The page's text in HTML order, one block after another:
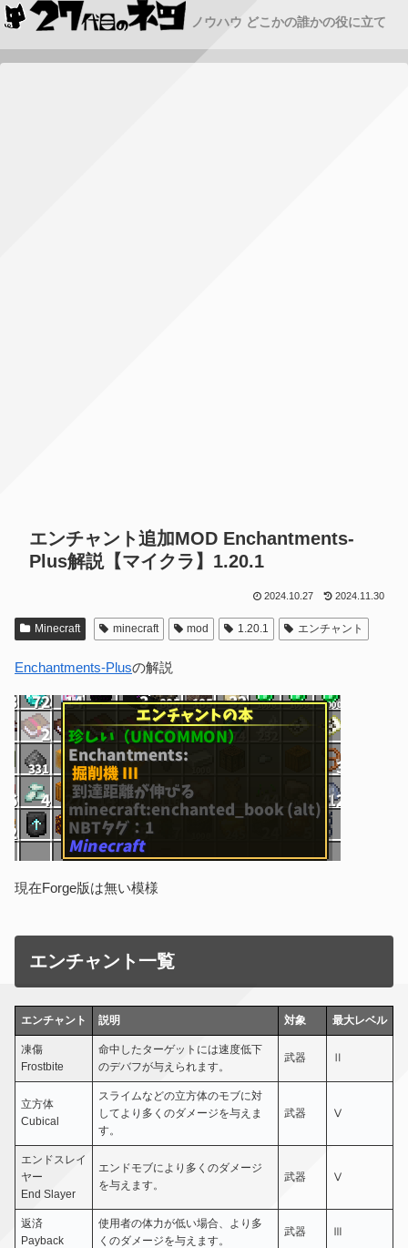
ノウハウ どこかの誰かの役に立て
エンチャント追加MOD Enchantments-
Plus解説【マイクラ】1.20.1
2024.10.27 2024.11.30
Minecraft minecraft mod 1.20.1 エンチャント
Enchantments-Plusの解説
現在Forge版は無い模様
エンチャント一覧
エンチャント 説明 対象 最大レベル
凍傷
Frostbite
命中したターゲットには速度低下
のデバフが与えられます。
武器 Ⅱ
立方体
Cubical
スライムなどの立方体のモブに対
してより多くのダメージを与えま
す。
武器 Ⅴ
エンドスレイ
ヤー
End Slayer
エンドモブにより多くのダメージ
を与えます。
武器 Ⅴ
返済
Payback
使用者の体力が低い場合、より多
くのダメージを与えます。
武器 Ⅲ